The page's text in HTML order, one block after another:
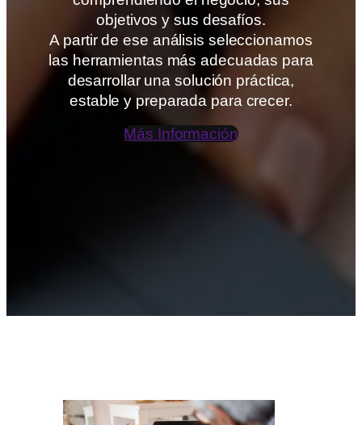
objetivos y sus desafíos.
A partir de ese análisis seleccionamos
las herramientas más adecuadas para
desarrollar una solución práctica,
estable y preparada para crecer.
Más Información